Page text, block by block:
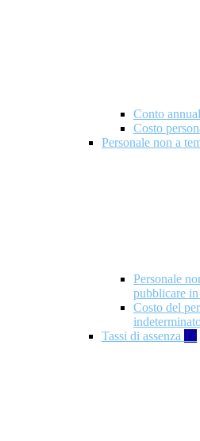
Conto
Costo
Personale non a
Personale
pubblicare
Costo del
Tassi di assenza 12